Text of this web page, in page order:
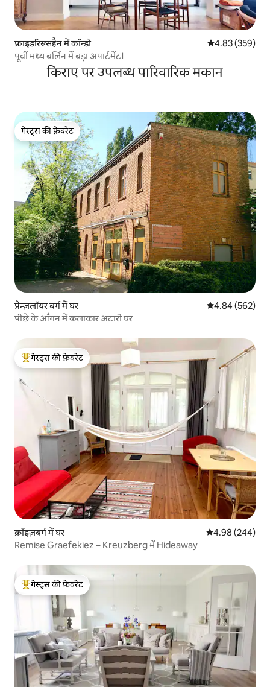
फ्राइडरिख्सहैन में कॉन्डो औसत रेटिंग 5 में से
4.83 (359)
पूर्वी मध्य बर्लिन में बड़ा अपार्टमेंट।
किराए पर उपलब्ध पारिवारिक मकान
गेस्ट्स की फ़ेवरेट
गेस्ट्स की फ़ेवरेट
प्रेन्ज़लॉयर बर्ग में घर औसत रेटिंग 5 में से
4.84 (562)
पीछे के आँगन में कलाकार अटारी घर
गेस्ट्स का टॉप फ़ेवरेट
गेस्ट्स की फ़ेवरेट
क्रॉइज़बर्ग में घर औसत रेटिंग 5 में से
4.98 (244)
Remise Graefekiez – Kreuzberg में Hideaway
गेस्ट्स का टॉप फ़ेवरेट
गेस्ट्स की फ़ेवरेट